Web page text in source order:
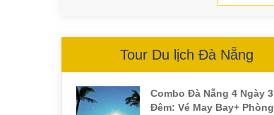
Tour Du lịch Đà Nẵng
Combo Đà Nẵng 4 Ngày 3
Đêm: Vé May Bay+ Phòng